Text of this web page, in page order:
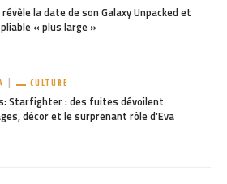
la date de son Galaxy Unpacked et
« plus large »
CULTURE
Starfighter : des fuites dévoilent
décor et le surprenant rôle d’Eva